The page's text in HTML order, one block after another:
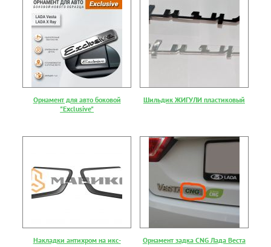
Орнамент для авто боковой
"Exclusive"
Шильдик ЖИГУЛИ пластиковый
Накладки антихром на икс-
Орнамент задка CNG Лада Веста